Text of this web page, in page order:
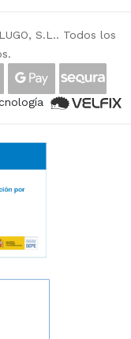
S.L.. Todos los